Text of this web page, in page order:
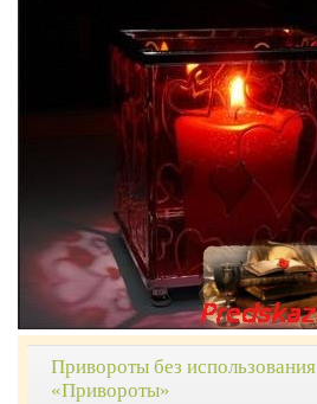
Привороты без
«Привороты»